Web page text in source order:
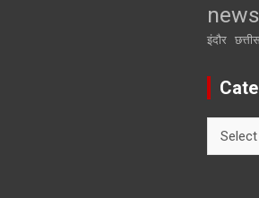
news
इंदौर